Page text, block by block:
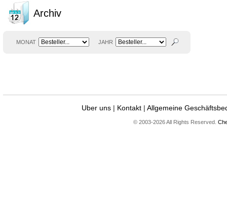
Archiv
MONAT JAHR
Uber uns | Kontakt |Allgemeine
© 2003-2026 All Rights Reserved.